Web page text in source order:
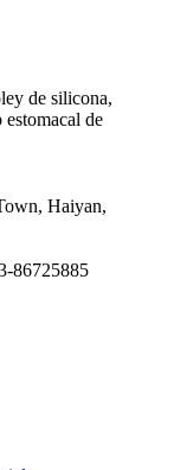
de silicona,
estomacal de
Haiyan,
86725885